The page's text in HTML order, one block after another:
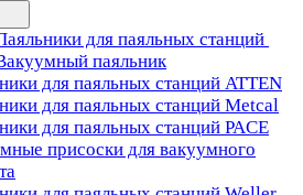
для паяльных станций
паяльник
для паяльных станций ATTEN
для паяльных станций Metcal
для паяльных станций PACE
присоски для вакуумного